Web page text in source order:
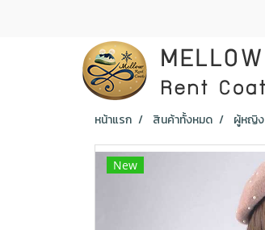
หน้าแรก สินค้าทั้งหมด ผู้หญิง
New